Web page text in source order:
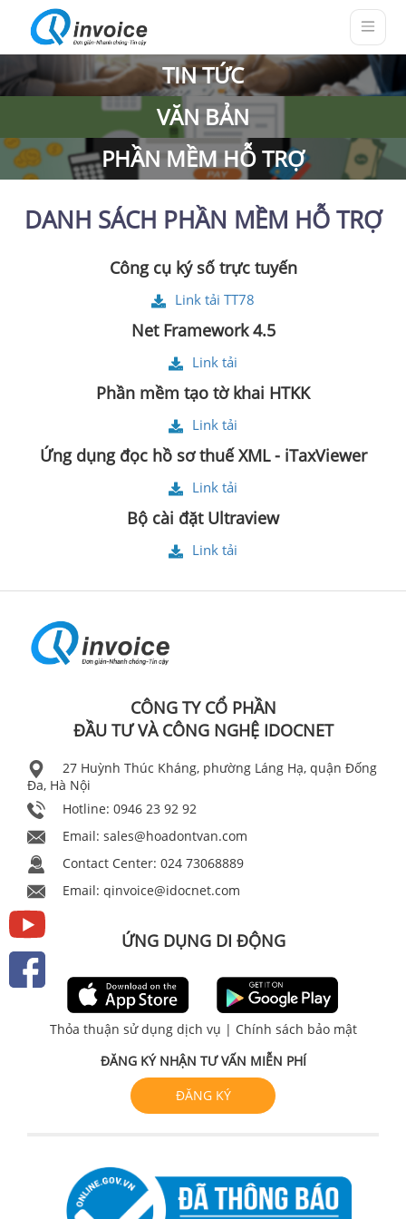
TIN TỨC
VĂN BẢN
PHẦN MỀM HỖ TRỢ
DANH SÁCH PHẦN MỀM HỖ TRỢ
Công cụ ký số trực tuyến
Link tải TT78
Net Framework 4.5
Link tải
Phần mềm tạo tờ khai HTKK
Link tải
Ứng dụng đọc hồ sơ thuế XML - iTaxViewer
Link tải
Bộ cài đặt Ultraview
Link tải
CÔNG TY CỔ PHẦN
ĐẦU TƯ VÀ CÔNG NGHỆ IDOCNET
27 Huỳnh Thúc Kháng, phường Láng Hạ, quận Đống
Đa, Hà Nội
Hotline: 0946 23 92 92
Email: sales@hoadontvan.com
Contact Center: 024 73068889
Email: qinvoice@idocnet.com
ỨNG DỤNG DI ĐỘNG
Thỏa thuận sử dụng dịch vụ | Chính sách bảo mật
ĐĂNG KÝ NHẬN TƯ VẤN MIỄN PHÍ
ĐĂNG KÝ